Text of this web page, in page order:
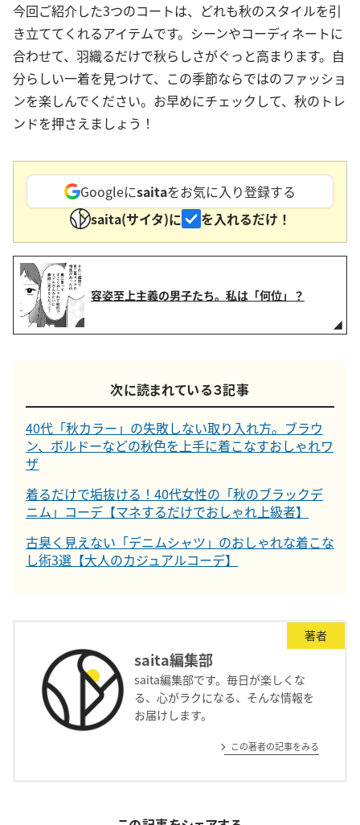
今回ご紹介した3つのコートは、どれも秋のスタイルを引
き立ててくれるアイテムです。シーンやコーディネートに
合わせて、羽織るだけで秋らしさがぐっと高まります。自
分らしい一着を見つけて、この季節ならではのファッショ
ンを楽しんでください。お早めにチェックして、秋のトレ
ンドを押さえましょう！
Googleにsaitaをお気に入り登録する
saita(サイタ)に
を入れるだけ！
容姿至上主義の男子たち。私は「何位」？
次に読まれている３記事
40代「秋カラー」の失敗しない取り入れ方。ブラウ
ン、ボルドーなどの秋色を上手に着こなすおしゃれワ
ザ
着るだけで垢抜ける！40代女性の「秋のブラックデ
ニム」コーデ【マネするだけでおしゃれ上級者】
古臭く見えない「デニムシャツ」のおしゃれな着こな
し術3選【大人のカジュアルコーデ】
著者
saita編集部
saita編集部です。毎日が楽しくな
る、心がラクになる、そんな情報を
お届けします。
この著者の記事をみる